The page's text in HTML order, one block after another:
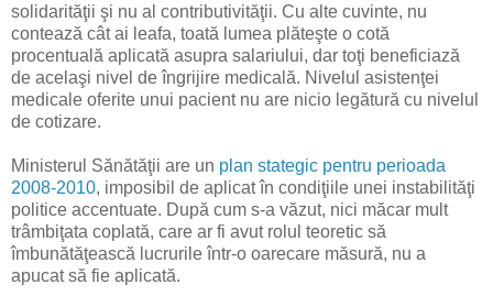
solidarităţii şi nu al contributivităţii. Cu alte cuvinte, nu
contează cât ai leafa, toată lumea plăteşte o cotă
procentuală aplicată asupra salariului, dar toţi beneficiază
de acelaşi nivel de îngrijire medicală. Nivelul asistenţei
medicale oferite unui pacient nu are nicio legătură cu nivelul
de cotizare.
Ministerul Sănătăţii are un plan stategic pentru perioada
2008-2010, imposibil de aplicat în condiţiile unei instabilităţi
politice accentuate. După cum s-a văzut, nici măcar mult
trâmbiţata coplată, care ar fi avut rolul teoretic să
îmbunătăţească lucrurile într-o oarecare măsură, nu a
apucat să fie aplicată.